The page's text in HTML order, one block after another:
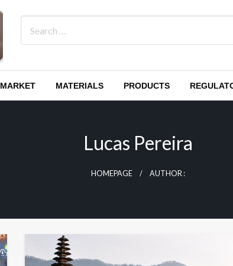
MARKET MATERIALS PRODUCTS
Lucas Pereira
HOMEPAGE AUTHOR :